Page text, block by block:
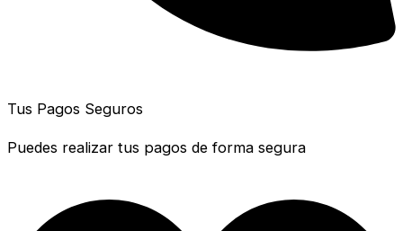
Tus Pagos Seguros
Puedes realizar tus pagos de forma segura